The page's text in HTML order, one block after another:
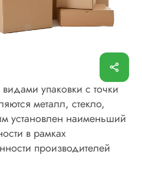
упаковки с точки
металл, стекло,
установлен наименьший
в рамках
производителей